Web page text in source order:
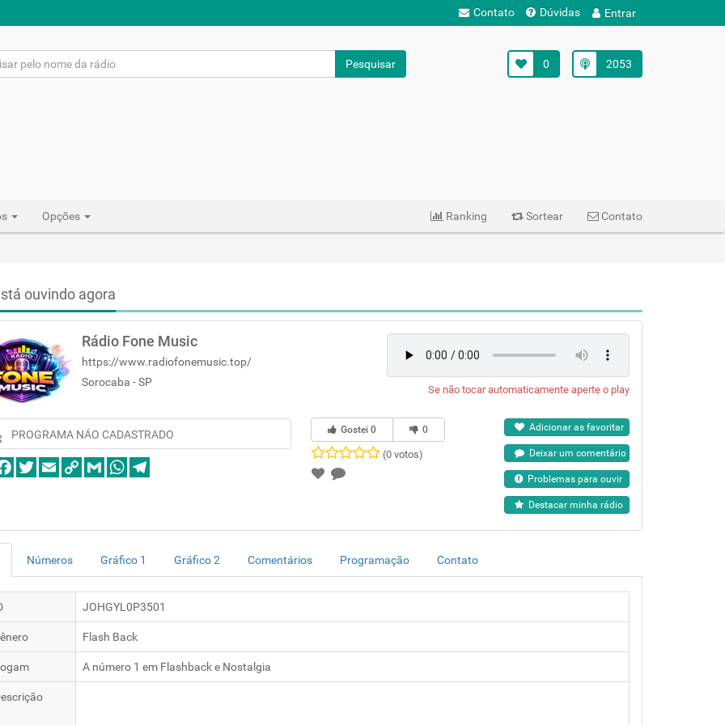
Contato Dúvidas Entrar
Pesquisar 2053
0
Opções Ranking Sortear Contato
ouvindo agora
Rádio Fone Music
https://www.radiofonemusic.top/
Sorocaba - SP
Se não tocar automaticamente aperte o play
PROGRAMA NÃO CADASTRADO Gostei0 0
(0 votos)
Adicionar as favoritar
Deixar um comentário
Problemas para ouvir
Destacar minha rádio
Números Gráfico 1 Gráfico 2 Comentários Programação Contato
JOHGYL0P3501
Flash Back
A número 1 em Flashback e Nostalgia